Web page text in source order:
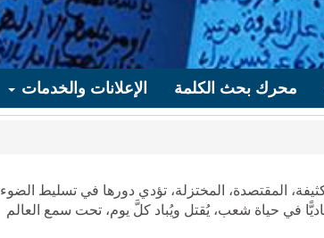
محرك بحث الكلمة الإعلانات والخدمات
المقتصدة، المختزلة، تؤدي دورها في تسليط الضوء
في حياة شعب، يُقتل ويُباد كلَّ يوم، تحت سمع العالم